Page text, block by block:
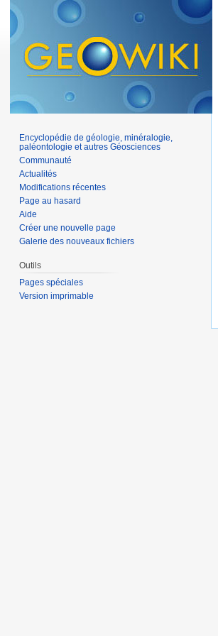
Encyclopédie de géologie, minéralogie,
paléontologie et autres Géosciences
Communauté
Actualités
Modifications récentes
Page au hasard
Aide
Créer une nouvelle page
Galerie des nouveaux fichiers
Outils
Pages spéciales
Version imprimable